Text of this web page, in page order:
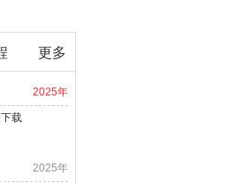
更多
2025年
载
2025年